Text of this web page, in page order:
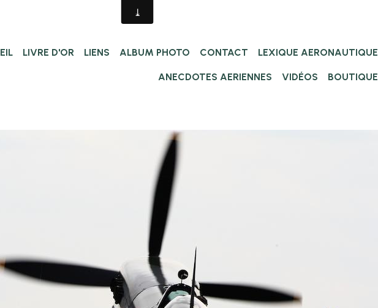
LIVRE D'OR LIENS ALBUM PHOTO CONTACT LEXIQUE AERONAUTIQUE
ANECDOTES AERIENNES VIDÉOS BOUTIQUE